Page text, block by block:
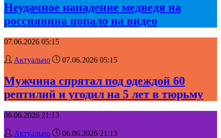
Неудачное нападение медведя на
россиянина попало на видео
07.06.2026 05:15
Актуально 07.06.2026 05:15
Мужчина спрятал под одеждой 60
рептилий и угодил на 5 лет в тюрьму
06.06.2026 21:13
Актуально 06.06.2026 21:13